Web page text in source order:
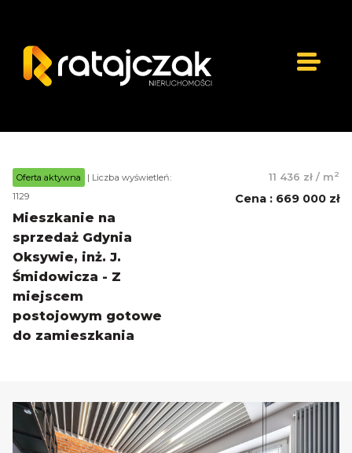
Oferta aktywna
| Liczba wyświetleń:
1129
Mieszkanie na
sprzedaż Gdynia
Oksywie, inż. J.
Śmidowicza - Z
miejscem
postojowym gotowe
do zamieszkania
11 436 zł / m2
Cena : 669 000 zł